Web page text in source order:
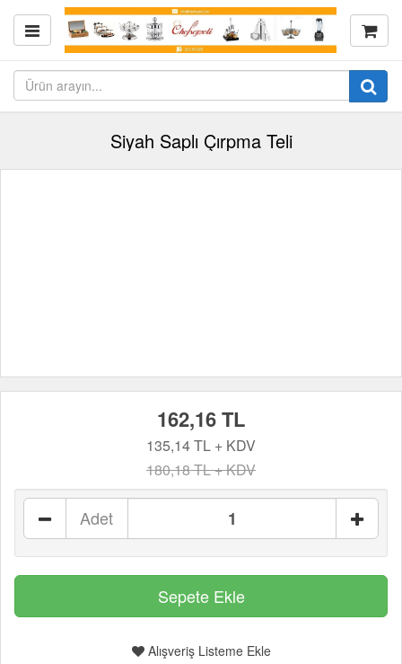
Siyah Saplı Çırpma Teli
162,16 TL
135,14 TL + KDV
180,18 TL + KDV
Adet
Alışveriş Listeme Ekle